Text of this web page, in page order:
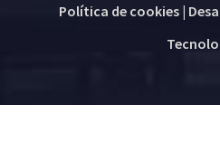
Política de cookies|